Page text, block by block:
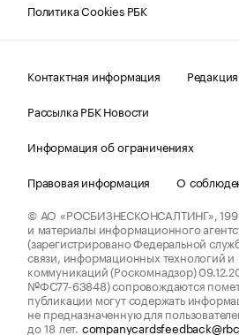
Политика Cookies РБК
Контактная информация
Редакция
Рассылка РБК Новости
Информация об ограничениях
Правовая информация
О
© АО «РОСБИЗНЕСКОНСАЛТИНГ»,
и материалы информационного
(зарегистрировано Федеральной
связи, информационных технологий
коммуникаций (Роскомнадзор)
№ФС77-63848) сопровождаются
публикации могут содержать
не предназначенную для
до 18 лет.